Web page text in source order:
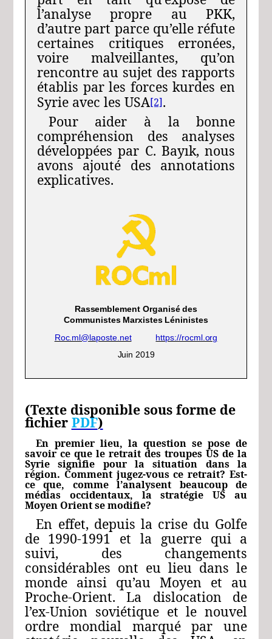
l’analyse propre au PKK,
d’autre part parce qu’elle réfute
certaines critiques erronées,
voire malveillantes, qu’on
rencontre au sujet des rapports
établis par les forces kurdes en
Syrie avec les USA[2].
Pour aider à la bonne
compréhension des analyses
développées par C. Bayık, nous
avons ajouté des annotations
explicatives.
Rassemblement Organisé des
Communistes Marxistes Léninistes
Roc.ml@laposte.net
https://rocml.org
Juin 2019
(Texte disponible sous forme de
fichier PDF)
En premier lieu, la question se pose de
savoir ce que le retrait des troupes US de la
Syrie signifie pour la situation dans la
région. Comment jugez-vous ce retrait? Est-
ce que, comme l’analysent beaucoup de
médias occidentaux, la stratégie US au
Moyen Orient se modifie?
En effet, depuis la crise du Golfe
de 1990-1991 et la guerre qui a
suivi, des changements
considérables ont eu lieu dans le
monde ainsi qu’au Moyen et au
Proche-Orient. La dislocation de
l’ex-Union soviétique et le nouvel
ordre mondial marqué par une